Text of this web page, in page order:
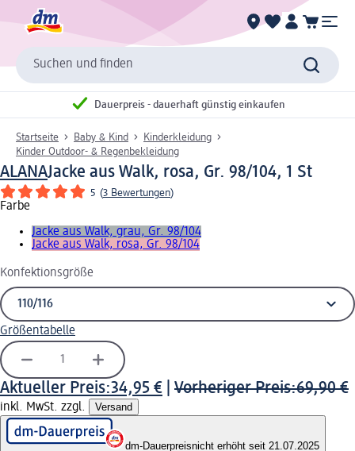
Suchen und finden
Dauerpreis - dauerhaft günstig einkaufen
Startseite Baby & Kind
Kinderkleidung
Kinder Outdoor- & Regenbekleidung
ALANAJacke aus Walk, rosa, Gr. 98/104, 1 St
5 (3 Bewertungen)
Farbe
Jacke aus Walk, grau, Gr. 98/104
Jacke aus Walk, rosa, Gr. 98/104
Konfektionsgröße
Größentabelle
Aktueller Preis:34,95 € Vorheriger Preis:69,90 €
inkl. MwSt. zzgl. Versand
dm-Dauerpreisnicht erhöht seit 21.07.2025